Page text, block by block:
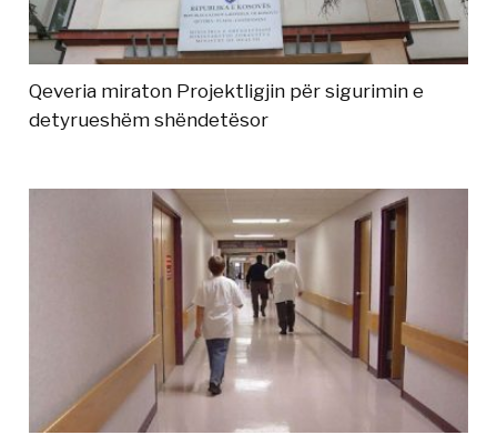
Qeveria miraton Projektligjin për sigurimin e
detyrueshëm shëndetësor